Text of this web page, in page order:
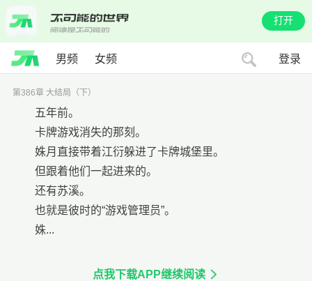
打开
男频 女频 登录
第386章 大结局（下）
五年前。
卡牌游戏消失的那刻。
姝月直接带着江衍躲进了卡牌城堡里。
但跟着他们一起进来的。
还有苏溪。
也就是彼时的“游戏管理员”。
姝...
点我下载APP继续阅读